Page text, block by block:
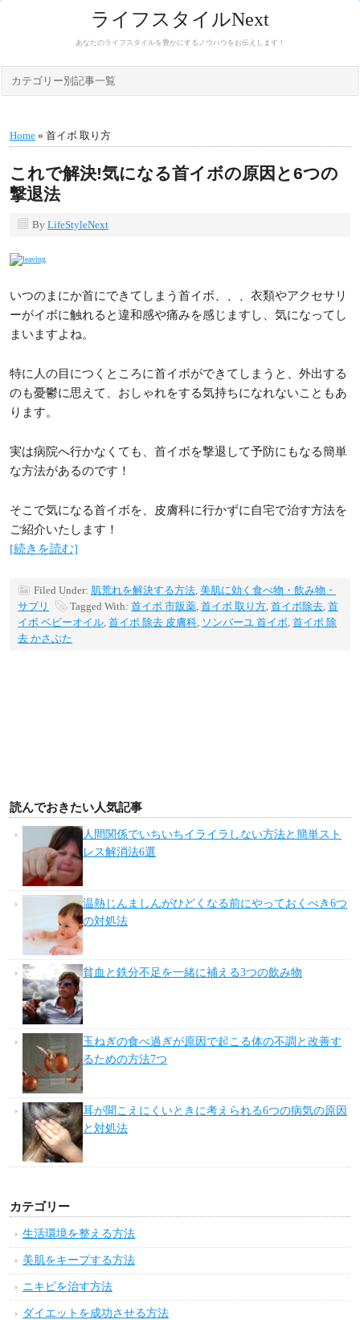
ライフスタイルNext
あなたのライフスタイルを豊かにするノウハウをお伝えします！
カテゴリー別記事一覧
Home » 首イボ 取り方
これで解決!気になる首イボの原因と6つの
撃退法
By LifeStyleNext
いつのまにか首にできてしまう首イボ、、、衣類やアクセサリ
ーがイボに触れると違和感や痛みを感じますし、気になってし
まいますよね。
特に人の目につくところに首イボができてしまうと、外出する
のも憂鬱に思えて、おしゃれをする気持ちになれないこともあ
ります。
実は病院へ行かなくても、首イボを撃退して予防にもなる簡単
な方法があるのです！
そこで気になる首イボを、皮膚科に行かずに自宅で治す方法を
ご紹介いたします！
[続きを読む]
Filed Under: 肌荒れを解決する方法, 美肌に効く食べ物・飲み物・
サプリ
Tagged With: 首イボ 市販薬, 首イボ 取り方, 首イボ除去, 首
イボ ベビーオイル, 首イボ 除去 皮膚科, ソンバーユ 首イボ, 首イボ 除
去 かさぶた
読んでおきたい人気記事
人間関係でいちいちイライラしない方法と簡単スト
レス解消法6選
温熱じんましんがひどくなる前にやっておくべき6つ
の対処法
貧血と鉄分不足を一緒に補える3つの飲み物
玉ねぎの食べ過ぎが原因で起こる体の不調と改善す
るための方法7つ
耳が聞こえにくいときに考えられる6つの病気の原因
と対処法
カテゴリー
生活環境を整える方法
美肌をキープする方法
ニキビを治す方法
ダイエットを成功させる方法